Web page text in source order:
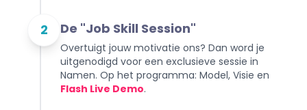
2 De "Job Skill Session"
Overtuigt jouw motivatie ons? Dan word je
uitgenodigd voor een exclusieve sessie in
Namen. Op het programma: Model, Visie en
Flash Live Demo.